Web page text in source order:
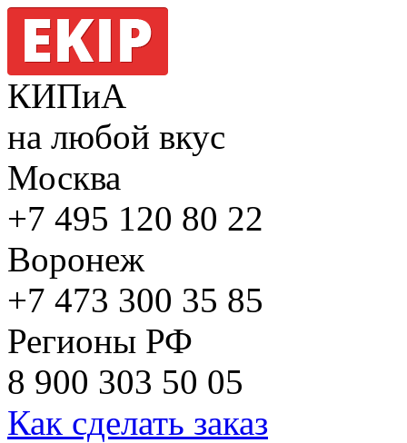
КИПиА
на любой вкус
Москва
+7 495 120 80 22
Воронеж
+7 473 300 35 85
Регионы РФ
8 900 303 50 05
Как сделать заказ